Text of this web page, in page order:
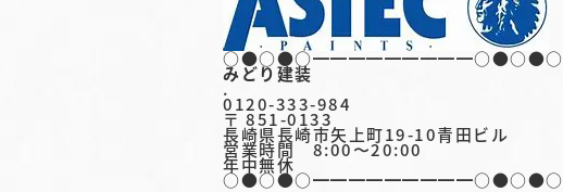
○●○●○━━━━━━━━━○●○●○
みどり建装
.
0120-333-984
〒 851-0133
長崎県長崎市矢上町19-10青田ビル
営業時間 8:00〜20:00
年中無休
○●○●○━━━━━━━━━○●○●○